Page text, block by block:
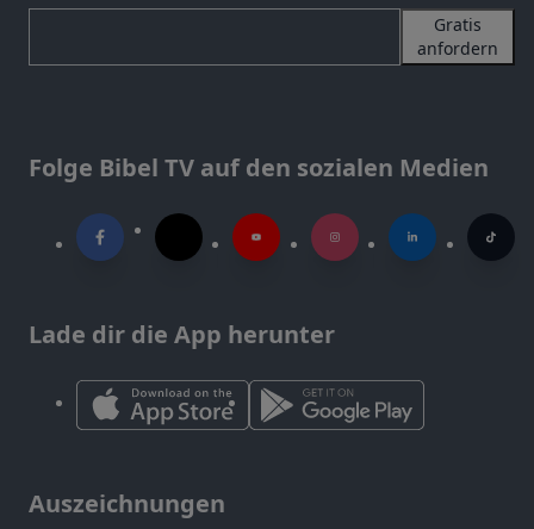
Gratis
anfordern
Folge Bibel TV auf den sozialen Medien
Lade dir die App herunter
Auszeichnungen